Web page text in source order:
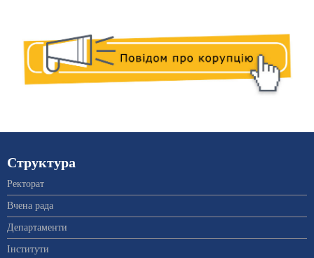
Структура
Ректорат
Вчена рада
Департаменти
Інститути